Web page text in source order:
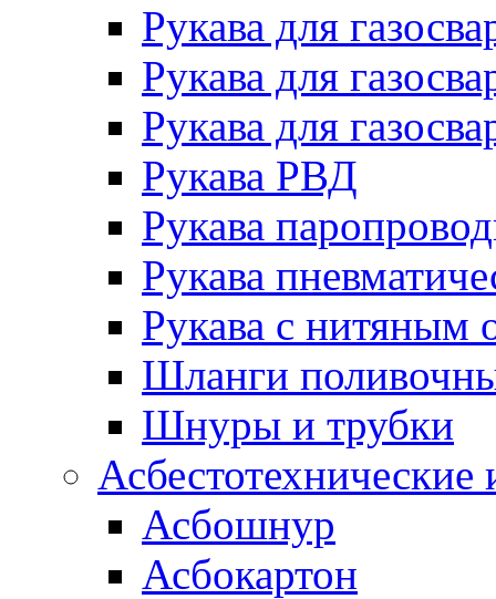
Рукава для
Рукава для
Рукава для
Рукава РВД
Рукава
Рукава
Рукава с нитяным
Шланги
Шнуры и трубки
Асбестотехнические
Асбошнур
Асбокартон